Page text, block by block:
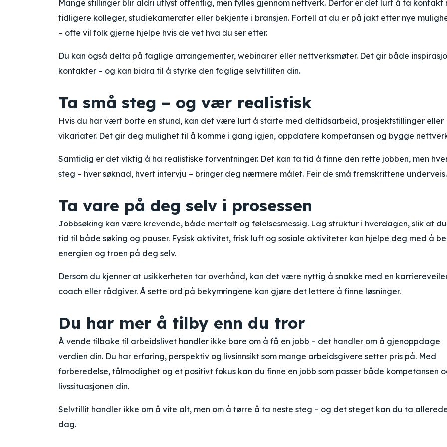
Mange stillinger blir aldri utlyst offentlig, men fylles gjennom nettverk. Derfor er det lurt å ta kontakt
tidligere kolleger, studiekamerater eller bekjente i bransjen. Fortell at du er på jakt etter nye
– ofte vil folk gjerne hjelpe hvis de vet hva du ser etter.
Du kan også delta på faglige arrangementer, webinarer eller nettverksmøter. Det gir både
kontakter – og kan bidra til å styrke den faglige selvtilliten din.
Ta små steg – og vær realistisk
Hvis du har vært borte en stund, kan det være lurt å starte med deltidsarbeid, prosjektstillinger eller
vikariater. Det gir deg mulighet til å komme i gang igjen, oppdatere kompetansen og bygge
Samtidig er det viktig å ha realistiske forventninger. Det kan ta tid å finne den rette jobben, men
steg – hver søknad, hvert intervju – bringer deg nærmere målet. Feir de små fremskrittene underveis.
Ta vare på deg selv i prosessen
Jobbsøking kan være krevende, både mentalt og følelsesmessig. Lag struktur i hverdagen, slik at
tid til både søking og pauser. Fysisk aktivitet, frisk luft og sosiale aktiviteter kan hjelpe deg med å
energien og troen på deg selv.
Dersom du kjenner at usikkerheten tar overhånd, kan det være nyttig å snakke med en
coach eller rådgiver. Å sette ord på bekymringene kan gjøre det lettere å finne løsninger.
Du har mer å tilby enn du tror
Å vende tilbake til arbeidslivet handler ikke bare om å få en jobb – det handler om å gjenoppdage
verdien din. Du har erfaring, perspektiv og livsinnsikt som mange arbeidsgivere setter pris på. Med
forberedelse, tålmodighet og et positivt fokus kan du finne en jobb som passer både kompetansen
livssituasjonen din.
Selvtillit handler ikke om å vite alt, men om å tørre å ta neste steg – og det steget kan du ta
dag.